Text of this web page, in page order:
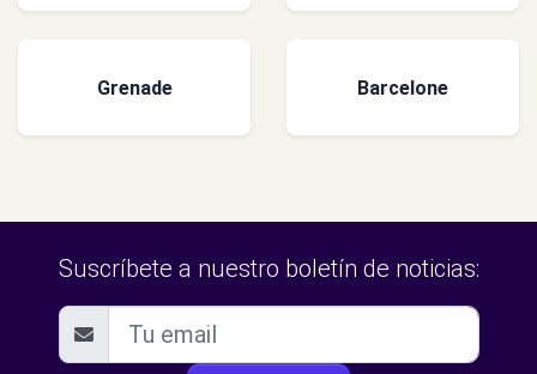
Grenade Barcelone
Suscríbete a nuestro boletín de noticias: